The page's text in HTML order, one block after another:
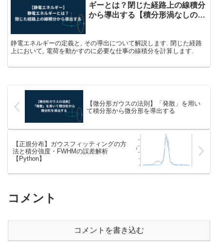
ギーとは？閉じた経路上の線積分
から導出する【積分形渦なしの法
静電エネルギーの定義と, その導出について解説します. 閉じた経路
上において, 電荷を動かすのに必要な仕事の線積分を計算します.
【微分形ガウスの法則】「発散」を用い
て積分形から微分形を導出する
【正規分布】ガウスフィッティングの方
法と積分強度・FWHMの誤差解析
【Python】
コメント
コメントを書き込む